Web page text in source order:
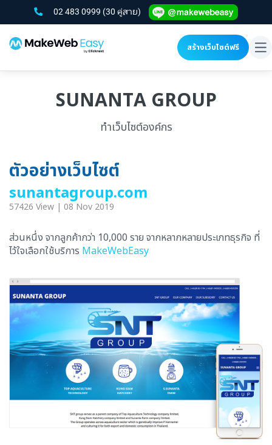
02 483 0999 (30 คู่สาย)
สร้างเว็บไซต์ฟรี
SUNANTA GROUP
ทำเว็บไซต์องค์กร
ตัวอย่างเว็บไซต์
sunantagroup.com
57426 View | 08 Nov 2019
ส่วนหนึ่ง จากลูกค้ากว่า 10,000 ราย จากหลากหลายประเภทธุรกิจ ที่
ไว้ใจเลือกใช้บริการ MakeWebEasy